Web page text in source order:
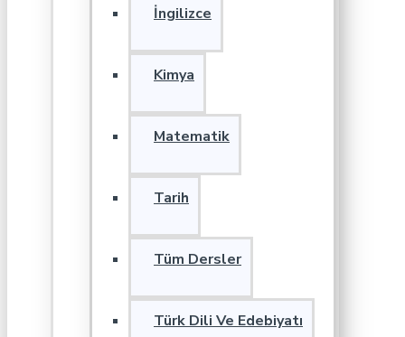
İngilizce
Kimya
Matematik
Tarih
Tüm Dersler
Türk Dili Ve Edebiyatı